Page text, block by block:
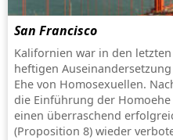
San Francisco
Kalifornien war in den
heftigen
Ehe von Homosexuellen.
die Einführung der
einen überraschend
(Proposition 8) wieder